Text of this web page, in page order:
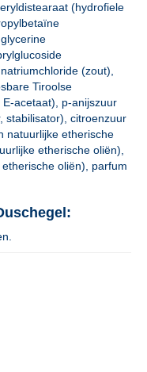
(hydrofiele
(zout),
Tiroolse
acetaat), p-anijszuur
stabilisator), citroenzuur
natuurlijke etherische
etherische oliën),
oliën), parfum